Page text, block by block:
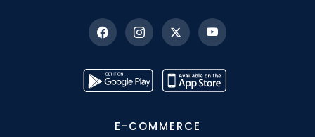
E-COMMERCE